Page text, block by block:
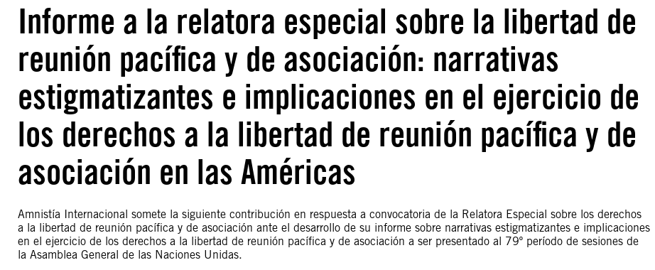
Informe a la relatora especial sobre la libertad de
reunión pacífica y de asociación: narrativas
estigmatizantes e implicaciones en el ejercicio de
los derechos a la libertad de reunión pacífica y de
asociación en las Américas
Amnistía Internacional somete la siguiente contribución en respuesta a convocatoria de la Relatora Especial sobre los derechos
a la libertad de reunión pacífica y de asociación ante el desarrollo de su informe sobre narrativas estigmatizantes e implicaciones
en el ejercicio de los derechos a la libertad de reunión pacífica y de asociación a ser presentado al 79º período de sesiones de
la Asamblea General de las Naciones Unidas.